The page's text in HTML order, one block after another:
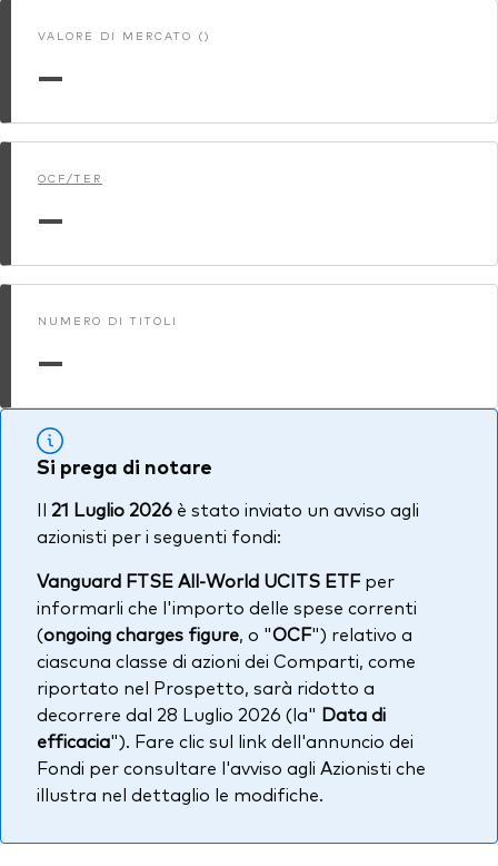
VALORE DI MERCATO ()
—
OCF/TER
—
NUMERO DI TITOLI
—
Si prega di notare
Il 21 Luglio 2026 è stato inviato un avviso agli
azionisti per i seguenti fondi:
Vanguard FTSE All-World UCITS ETFper
informarli che l'importo delle spese correnti
(ongoing charges figure, o "OCF") relativo a
ciascuna classe di azioni dei Comparti, come
riportato nel Prospetto, sarà ridotto a
decorrere dal 28 Luglio 2026 (la" Data di
efficacia"). Fare clic sul link dell'annuncio dei
Fondi per consultare l'avviso agli Azionisti che
illustra nel dettaglio le modifiche.